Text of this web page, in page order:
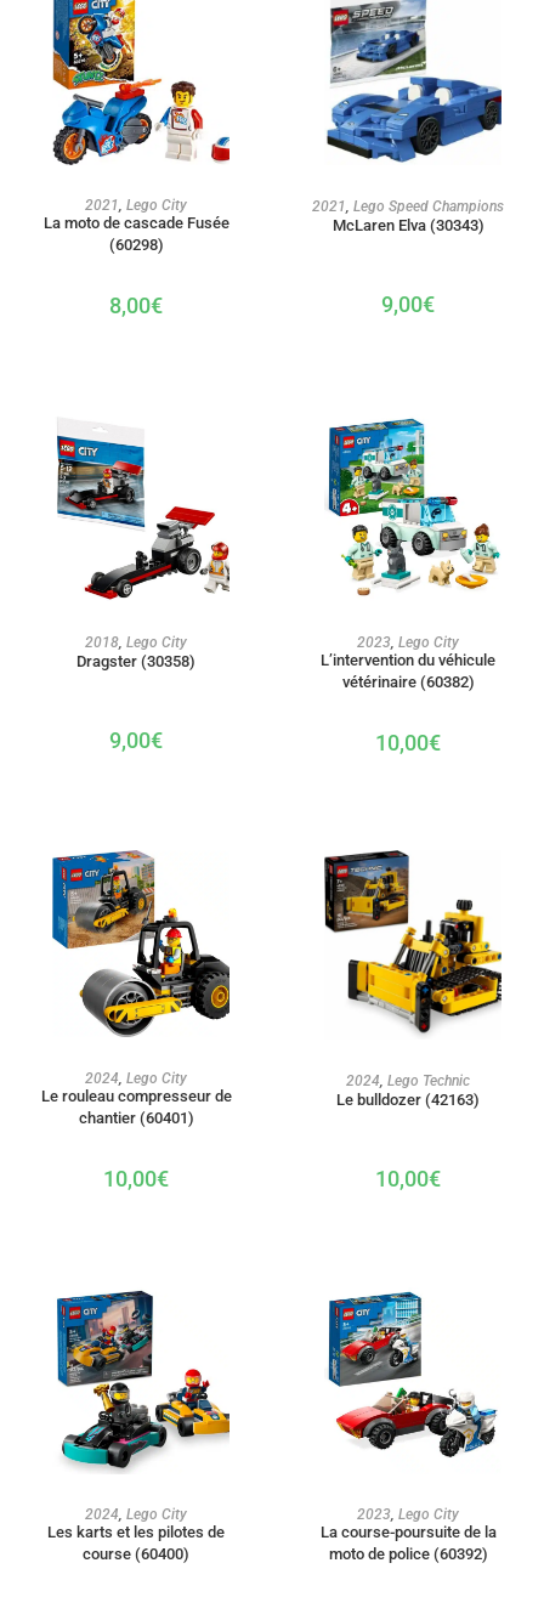
AJOUTER AU PANIER
2021, Lego City
La moto de cascade Fusée
(60298)
8,00€
AJOUTER AU PANIER
2021 Lego Speed Champions
McLaren Elva (30343)
9,00€
AJOUTER AU PANIER
2018 Lego City
Dragster (30358)
9,00€
AJOUTER AU PANIER
2023 Lego City
L’intervention du véhicule
vétérinaire (60382)
10,00€
AJOUTER AU PANIER
2024, Lego City
Le rouleau compresseur de
chantier (60401)
10,00€
AJOUTER AU PANIER
2024 Lego Technic
Le bulldozer (42163)
10,00€
AJOUTER AU PANIER
2024, Lego City
Les karts et les pilotes de
course (60400)
AJOUTER AU PANIER
2023, Lego City
La course-poursuite de la
moto de police (60392)